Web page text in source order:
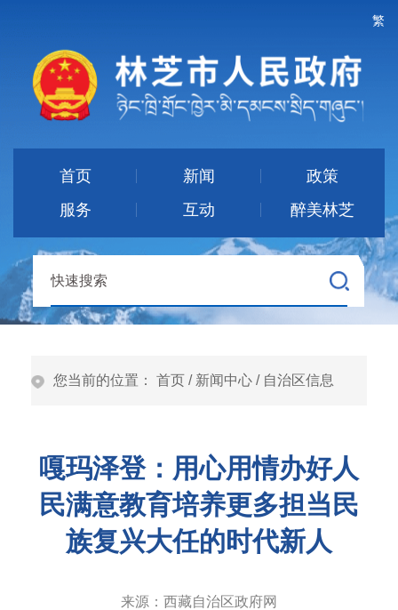
繁
首页 新闻
政策
服务
互动 醉美林芝
您当前的位置： 首页 / 新闻中心 / 自治区信息
嘎玛泽登：用心用情办好人
民满意教育培养更多担当民
族复兴大任的时代新人
来源： 西藏自治区政府网